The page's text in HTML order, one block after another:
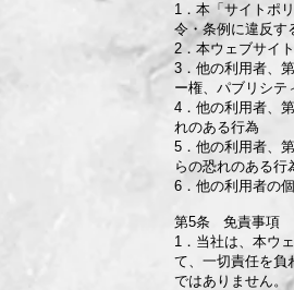
1．本「サイトポ
令・条例に違反す
2．本ウェブサイ
3．他の利用者、
ー権、パブリシテ
4．他の利用者、
れのある行為
5．他の利用者、
らの恐れのある行
6．他の利用者の
第5条 免責事項
1．当社は、本ウ
て、一切責任を負
ではありません。